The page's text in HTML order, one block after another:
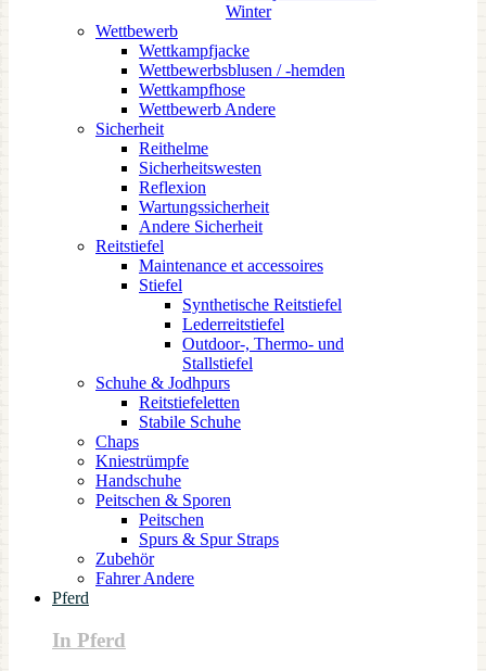
Winter
Wettbewerb
Wettkampfjacke
Wettbewerbsblusen / -hemden
Wettkampfhose
Wettbewerb Andere
Sicherheit
Reithelme
Sicherheitswesten
Reflexion
Wartungssicherheit
Andere Sicherheit
Reitstiefel
Maintenance et accessoires
Stiefel
Synthetische Reitstiefel
Lederreitstiefel
Outdoor-, Thermo- und
Stallstiefel
Schuhe & Jodhpurs
Reitstiefeletten
Stabile Schuhe
Chaps
Kniestrümpfe
Handschuhe
Peitschen & Sporen
Peitschen
Spurs & Spur Straps
Zubehör
Fahrer Andere
Pferd
In Pferd